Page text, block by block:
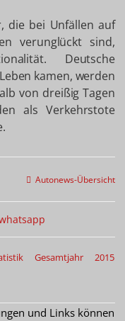
die bei Unfällen auf
verunglückt sind,
Deutsche
kamen, werden
von dreißig Tagen
als Verkehrstote
Autonews-Übersicht
Gesamtjahr 2015
und Links können